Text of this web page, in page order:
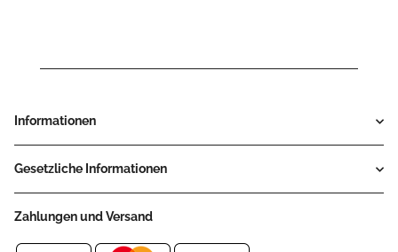
Informationen
Gesetzliche Informationen
Zahlungen und Versand